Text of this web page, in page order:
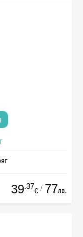
39.37
€ / 77лв.